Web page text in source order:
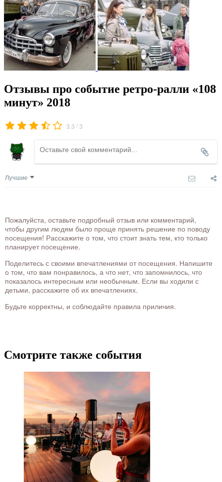
Отзывы про событие ретро-ралли «108
минут» 2018
3.3 /3
Лучшие
Пожалуйста, оставьте подробный отзыв или комментарий,
чтобы другим людям было проще принять решение по поводу
посещения! Расскажите о том, что стоит знать тем, кто только
планирует посещение.
Поделитесь с своими впечатлениями от посещения. Напишите
о том, что вам понравилось, а что нет, что запомнилось, что
показалось интересным или необычным. Если вы ходили с
детьми, расскажите об их впечатлениях.
Будьте корректны, и соблюдайте правила приличия.
Смотрите также события